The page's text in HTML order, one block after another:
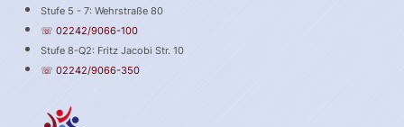
Stufe 5 - 7: Wehrstraße 80
☏ 02242/9066-100
Stufe 8-Q2: Fritz Jacobi Str. 10
☏ 02242/9066-350